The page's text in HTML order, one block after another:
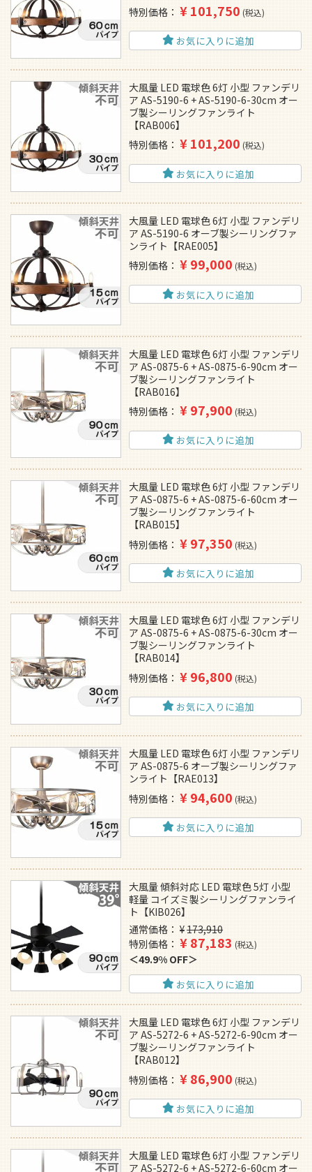
特別価格
¥101,750 税込
お気に入りに追加
大風量 LED 電球色 6灯 小型 ファンデリ
ア AS-5190-6 + AS-5190-6-30cm オー
ブ製シーリングファンライト
【RAB006】
特別価格
¥101,200 税込
お気に入りに追加
大風量 LED 電球色 6灯 小型 ファンデリ
ア AS-5190-6 オーブ製シーリングファ
ンライト【RAE005】
特別価格
¥99,000 税込
お気に入りに追加
大風量 LED 電球色 6灯 小型 ファンデリ
ア AS-0875-6 + AS-0875-6-90cm オー
ブ製シーリングファンライト
【RAB016】
特別価格
¥97,900 税込
お気に入りに追加
大風量 LED 電球色 6灯 小型 ファンデリ
ア AS-0875-6 + AS-0875-6-60cm オー
ブ製シーリングファンライト
【RAB015】
特別価格
¥97,350 税込
お気に入りに追加
大風量 LED 電球色 6灯 小型 ファンデリ
ア AS-0875-6 + AS-0875-6-30cm オー
ブ製シーリングファンライト
【RAB014】
特別価格
¥96,800 税込
お気に入りに追加
大風量 LED 電球色 6灯 小型 ファンデリ
ア AS-0875-6 オーブ製シーリングファ
ンライト【RAE013】
特別価格
¥94,600 税込
お気に入りに追加
大風量 傾斜対応 LED 電球色 5灯 小型
軽量 コイズミ製シーリングファンライ
ト【KIB026】
通常価格
¥173,910
特別価格
¥87,183 税込
49.9% OFF
お気に入りに追加
大風量 LED 電球色 6灯 小型 ファンデリ
ア AS-5272-6 + AS-5272-6-90cm オー
ブ製シーリングファンライト
【RAB012】
特別価格
¥86,900 税込
お気に入りに追加
大風量 LED 電球色 6灯 小型 ファンデリ
ア AS-5272-6 + AS-5272-6-60cm オー